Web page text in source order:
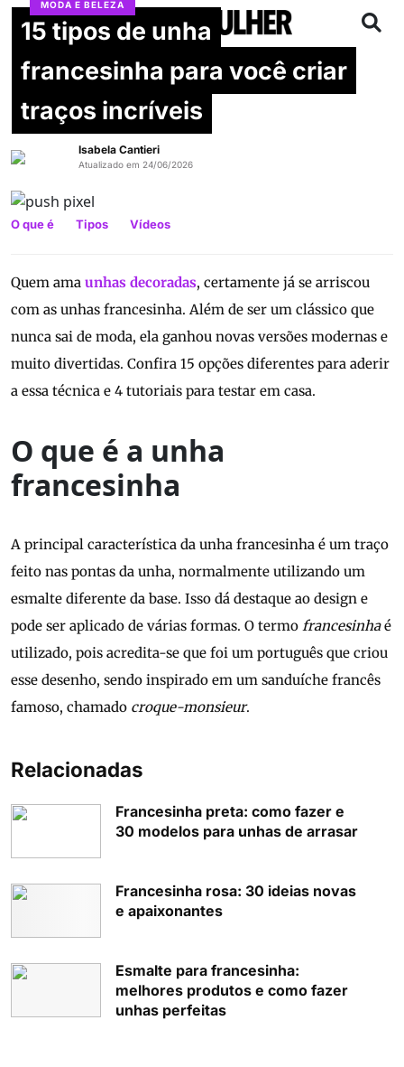
MODA E BELEZA
15 tipos de unha
francesinha para você criar
traços incríveis
Isabela Cantieri
Atualizado em 24/06/2026
O que é Tipos Vídeos
Quem ama unhas decoradas, certamente já se arriscou
com as unhas francesinha. Além de ser um clássico que
nunca sai de moda, ela ganhou novas versões modernas e
muito divertidas. Confira 15 opções diferentes para aderir
a essa técnica e 4 tutoriais para testar em casa.
O que é a unha
francesinha
A principal característica da unha francesinha é um traço
feito nas pontas da unha, normalmente utilizando um
esmalte diferente da base. Isso dá destaque ao design e
pode ser aplicado de várias formas. O termo francesinhaé
utilizado, pois acredita-se que foi um português que criou
esse desenho, sendo inspirado em um sanduíche francês
famoso, chamado croque-monsieur.
Relacionadas
Francesinha preta: como fazer e
30 modelos para unhas de arrasar
Francesinha rosa: 30 ideias novas
e apaixonantes
Esmalte para francesinha:
melhores produtos e como fazer
unhas perfeitas